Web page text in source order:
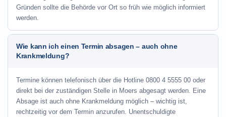
Gründen sollte die Behörde vor Ort so früh wie möglich informiert
werden.
Wie kann ich einen Termin absagen – auch ohne
Krankmeldung?
Termine können telefonisch über die Hotline 0800 4 5555 00 oder
direkt bei der zuständigen Stelle in Moers abgesagt werden. Eine
Absage ist auch ohne Krankmeldung möglich – wichtig ist,
rechtzeitig vor dem Termin anzurufen. Unentschuldigte